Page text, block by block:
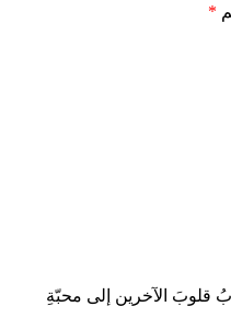
*
قلوبَ الآخرين إلى محبّةِ